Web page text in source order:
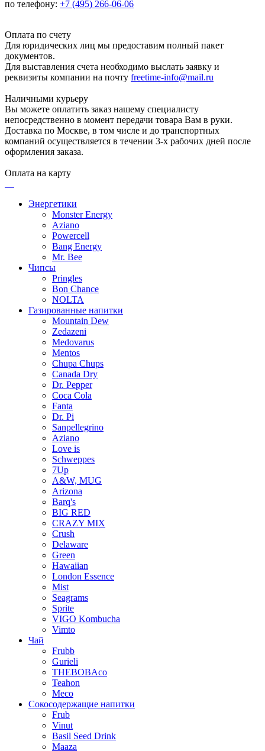
по телефону: +7 (495) 266-06-06
Оплата по счету
Для юридических лиц мы предоставим полный пакет
документов.
Для выставления счета необходимо выслать заявку и
реквизиты компании на почту freetime-info@mail.ru
Наличными курьеру
Вы можете оплатить заказ нашему специалисту
непосредственно в момент передачи товара Вам в руки.
Доставка по Москве, в том числе и до транспортных
компаний осуществляется в течении 3-х рабочих дней после
оформления заказа.
Оплата на карту
Энергетики
Monster Energy
Aziano
Powercell
Bang Energy
Mr. Bee
Чипсы
Pringles
Bon Chance
NOLTA
Газированные напитки
Mountain Dew
Zedazeni
Medovarus
Mentos
Chupa Chups
Canada Dry
Dr. Pepper
Coca Cola
Fanta
Dr. Pi
Sanpellegrino
Aziano
Love is
Schweppes
7Up
A&W, MUG
Arizona
Barq's
BIG RED
CRAZY MIX
Crush
Delaware
Green
Hawaiian
London Essence
Mist
Seagrams
Sprite
VIGO Kombucha
Vimto
Чай
Frubb
Gurieli
THEBOBAco
Teahon
Meco
Сокосодержащие напитки
Frub
Vinut
Basil Seed Drink
Maaza